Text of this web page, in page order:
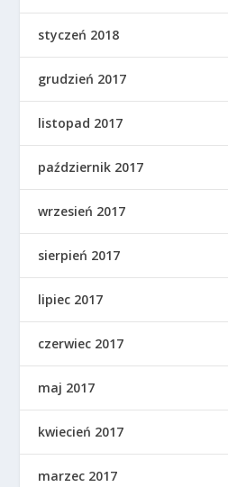
styczeń 2018
grudzień 2017
listopad 2017
październik 2017
wrzesień 2017
sierpień 2017
lipiec 2017
czerwiec 2017
maj 2017
kwiecień 2017
marzec 2017